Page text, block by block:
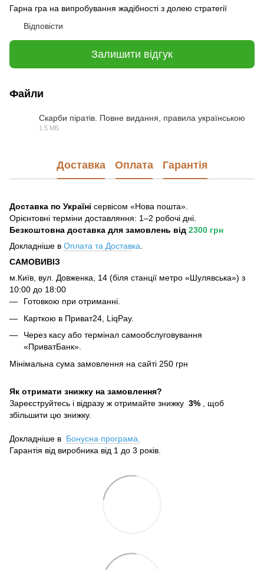
Гарна гра на випробування жадібності з долею стратегії
Відповісти
Залишити відгук
Файли
Скарби піратів. Повне видання, правила українською
1.5 МБ
Доставка Оплата Гарантія
Доставка по Україні сервісом «Нова пошта».
Орієнтовні терміни доставляння: 1–2 робочі дні.
Безкоштовна доставка для замовлень від 2300 грн
Докладніше в Оплата та Доставка.
САМОВИВІЗ
м.Київ, вул. Довженка, 14 (біля станції метро «Шулявська») з
10:00 до 18:00
Готовкою при отриманні.
Карткою в Приват24, LiqPay.
Через касу або термінал самообслуговування
«ПриватБанк».
Мінімальна сума замовлення на сайті 250 грн
Як отримати знижку на замовлення?
Зареєструйтесь і відразу ж отримайте знижку 3% , щоб
збільшити цю знижку.
Докладніше в Бонусна програма.
Гарантія від виробника від 1 до 3 років.